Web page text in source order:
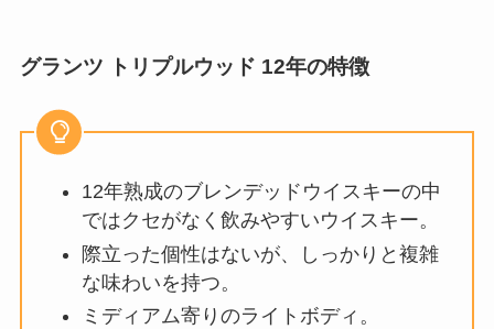
グランツ トリプルウッド 12年の特徴
12年熟成のブレンデッドウイスキーの中
ではクセがなく飲みやすいウイスキー。
際立った個性はないが、しっかりと複雑
な味わいを持つ。
ミディアム寄りのライトボディ。